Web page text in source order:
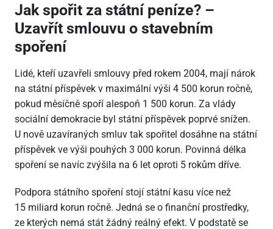
Jak spořit za státní peníze? –
Uzavřít smlouvu o stavebním
spoření
Lidé, kteří uzavřeli smlouvy před rokem 2004, mají nárok
na státní příspěvek v maximální výši 4 500 korun ročně,
pokud měsíčně spoří alespoň 1 500 korun. Za vlády
sociální demokracie byl státní příspěvek poprvé snížen.
U nově uzavíraných smluv tak spořitel dosáhne na státní
příspěvek ve výši pouhých 3 000 korun. Povinná délka
spoření se navíc zvýšila na 6 let oproti 5 rokům dříve.
Podpora státního spoření stojí státní kasu více než
15 miliard korun ročně. Jedná se o finanční prostředky,
ze kterých nemá stát žádný reálný efekt. V podstatě se